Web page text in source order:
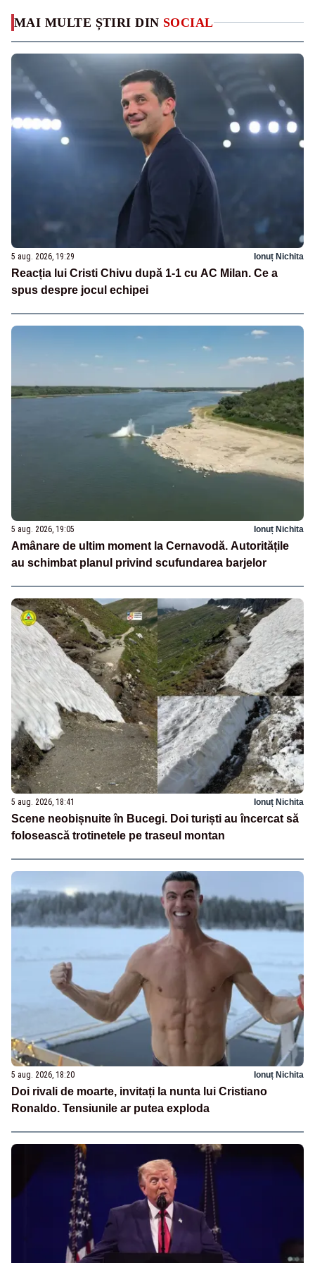
MAI MULTE ȘTIRI DIN SOCIAL
5 aug. 2026, 19:29 Ionuț Nichita
Reacția lui Cristi Chivu după 1-1 cu AC Milan. Ce a
spus despre jocul echipei
5 aug. 2026, 19:05 Ionuț Nichita
Amânare de ultim moment la Cernavodă. Autoritățile
au schimbat planul privind scufundarea barjelor
5 aug. 2026, 18:41 Ionuț Nichita
Scene neobișnuite în Bucegi. Doi turiști au încercat să
folosească trotinetele pe traseul montan
5 aug. 2026, 18:20 Ionuț Nichita
Doi rivali de moarte, invitați la nunta lui Cristiano
Ronaldo. Tensiunile ar putea exploda